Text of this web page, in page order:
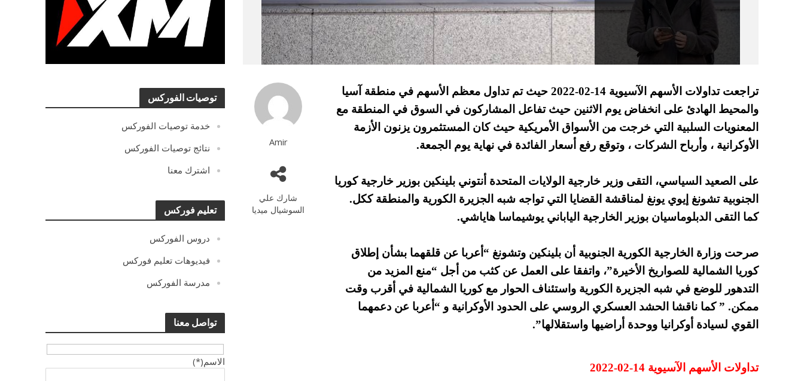
توصيات الفوركس
خدمة توصيات الفوركس
نتائج توصيات الفوركس
اشترك معنا
تعليم فوركس
دروس الفوركس
فيديوهات تعليم فوركس
مدرسة الفوركس
تواصل معنا
الاسم(*)
Amir
شارك علي
السوشيال ميديا
تراجعت تداولات الأسهم الآسيوية 14-02-2022 حيث تم تداول معظم الأسهم في منطقة آسيا
والمحيط الهادئ على انخفاض يوم الاثنين حيث تفاعل المشاركون في السوق في المنطقة مع
المعنويات السلبية التي خرجت من الأسواق الأمريكية حيث كان المستثمرون يزنون الأزمة
الأوكرانية ، وأرباح الشركات ، وتوقع رفع أسعار الفائدة في نهاية يوم الجمعة.
على الصعيد السياسي، التقى وزير خارجية الولايات المتحدة أنتوني بلينكين بوزير خارجية كوريا
الجنوبية تشونغ إيوي يونغ لمناقشة القضايا التي تواجه شبه الجزيرة الكورية والمنطقة ككل.
كما التقى الدبلوماسيان بوزير الخارجية الياباني يوشيماسا هاياشي.
صرحت وزارة الخارجية الكورية الجنوبية أن بلينكين وتشونغ “أعربا عن قلقهما بشأن إطلاق
كوريا الشمالية للصواريخ الأخيرة”، واتفقا على العمل عن كثب من أجل “منع المزيد من
التدهور للوضع في شبه الجزيرة الكورية واستئناف الحوار مع كوريا الشمالية في أقرب وقت
ممكن. ” كما ناقشا الحشد العسكري الروسي على الحدود الأوكرانية و “أعربا عن دعمهما
القوي لسيادة أوكرانيا ووحدة أراضيها واستقلالها”.
تداولات الأسهم الآسيوية 14-02-2022